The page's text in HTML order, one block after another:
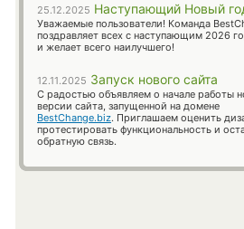
25.12.2025 Наступающий Новый
Уважаемые пользователи! Команда
поздравляет всех с наступающим 2026
и желает всего наилучшего!
12.11.2025 Запуск нового сайта
С радостью объявляем о начале работы
версии сайта, запущенной на домене
BestChange.biz. Приглашаем оценить
протестировать функциональность и
обратную связь.